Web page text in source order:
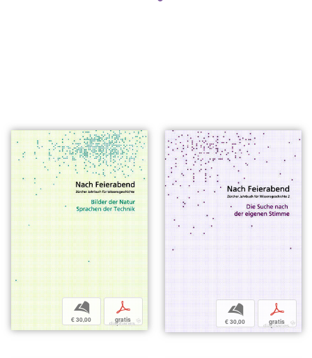
b
€ 30,00
p
gratis
b
€ 30,00
p
gratis